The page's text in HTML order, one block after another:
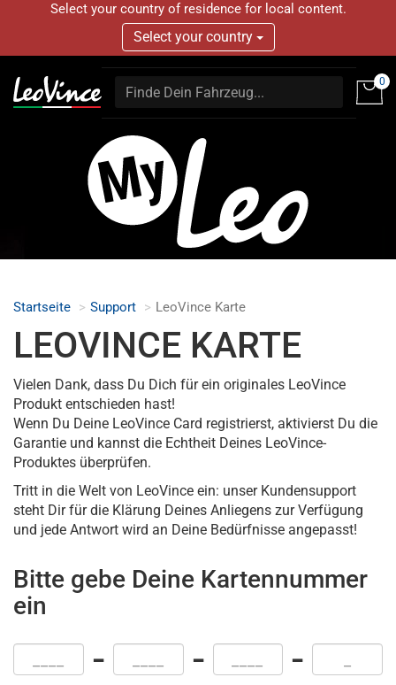
Select your country of residence for local content.
Select your country
0
Startseite Support LeoVince Karte
LEOVINCE KARTE
Vielen Dank, dass Du Dich für ein originales LeoVince
Produkt entschieden hast!
Wenn Du Deine LeoVince Card registrierst, aktivierst Du die
Garantie und kannst die Echtheit Deines LeoVince-
Produktes überprüfen.
Tritt in die Welt von LeoVince ein: unser Kundensupport
steht Dir für die Klärung Deines Anliegens zur Verfügung
und jede Antwort wird an Deine Bedürfnisse angepasst!
Bitte gebe Deine Kartennummer
ein
- - -